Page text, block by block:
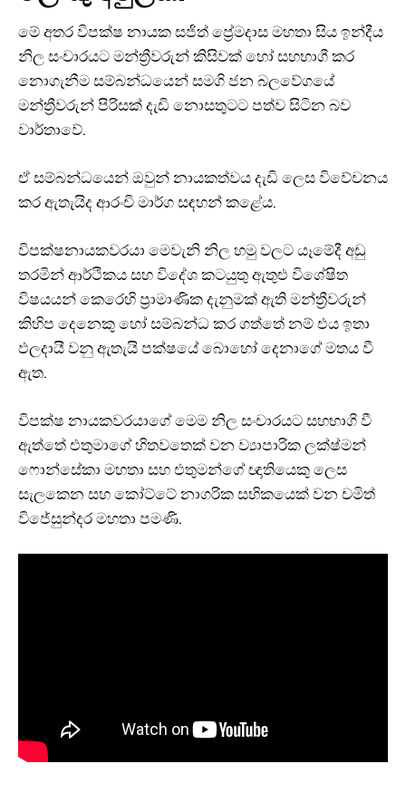
මේ අතර විපක්ෂ නායක සජිත් ප්‍රේමදාස මහතා සිය ඉන්දීය
නිල සංචාරයට මන්ත්‍රීවරුන් කිසිවක් හෝ සහභාගී කර
නොගැනීම සම්බන්ධයෙන් සමගි ජන බලවේගයේ
මන්ත්‍රීවරුන් පිරිසක් දැඩි නොසතුටට පත්ව සිටින බව
වාර්තාවේ.
ඒ සම්බන්ධයෙන් ඔවුන් නායකත්වය දැඩි ලෙස විවේචනය
කර ඇතැයිද ආරංචි මාර්ග සඳහන් කළේය.
විපක්ෂනායකවරයා මෙවැනි නිල හමු වලට යෑමේදී අඩු
තරමින් ආර්ථිකය සහ විදේශ කටයුතු ඇතුළු විශේෂිත
විෂයයන් කෙරෙහි ප්‍රාමාණික දැනුමක් ඇති මන්ත්‍රීවරුන්
කිහිප දෙනෙකු හෝ සම්බන්ධ කර ගත්තේ නම් එය ඉතා
ඵලදායී වනු ඇතැයි පක්ෂයේ බොහෝ දෙනාගේ මතය වී
ඇත.
විපක්ෂ නායකවරයාගේ මෙම නිල සංචාරයට සහභාගි වී
ඇත්තේ එතුමාගේ හිතවතෙක් වන ව්‍යාපාරික ලක්ෂ්මන්
ෆොන්සේකා මහතා සහ එතුමන්ගේ ඥාතියෙකු ලෙස
සැලකෙන සහ කෝට්ටේ නාගරික සභිකයෙක් වන චමිත්
විජේසුන්දර මහතා පමණි.